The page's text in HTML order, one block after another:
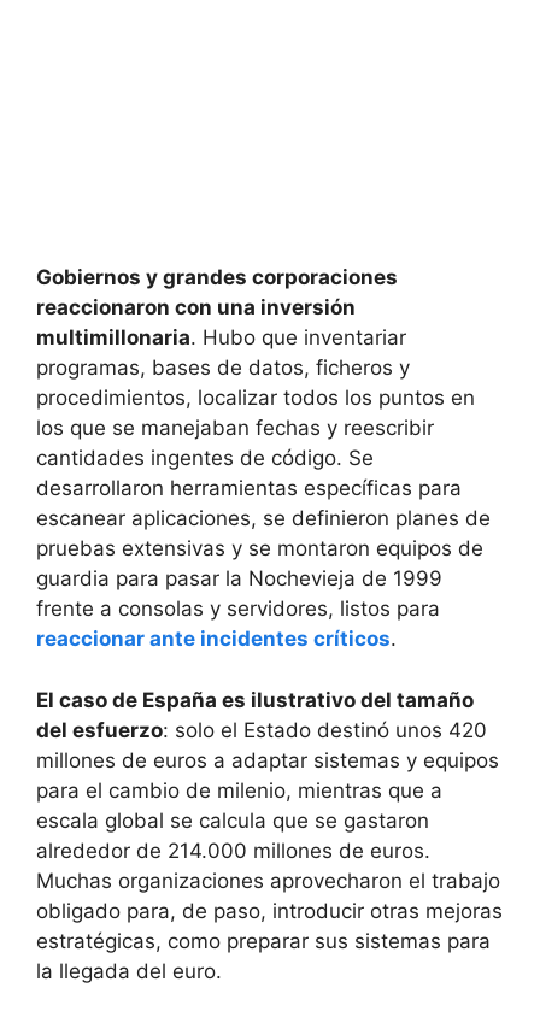
Gobiernos y grandes corporaciones
reaccionaron con una inversión
multimillonaria. Hubo que inventariar
programas, bases de datos, ficheros y
procedimientos, localizar todos los puntos en
los que se manejaban fechas y reescribir
cantidades ingentes de código. Se
desarrollaron herramientas específicas para
escanear aplicaciones, se definieron planes de
pruebas extensivas y se montaron equipos de
guardia para pasar la Nochevieja de 1999
frente a consolas y servidores, listos para
reaccionar ante incidentes críticos.
El caso de España es ilustrativo del tamaño
del esfuerzo: solo el Estado destinó unos 420
millones de euros a adaptar sistemas y equipos
para el cambio de milenio, mientras que a
escala global se calcula que se gastaron
alrededor de 214.000 millones de euros.
Muchas organizaciones aprovecharon el trabajo
obligado para, de paso, introducir otras mejoras
estratégicas, como preparar sus sistemas para
la llegada del euro.